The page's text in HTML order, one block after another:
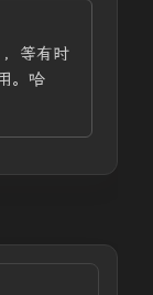
等有时
。哈